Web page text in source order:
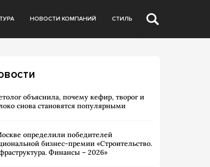
НОВОСТИ КОМПАНИЙ СТИЛЬ
объяснила, почему кефир, творог и
снова становятся популярными
определили победителей
бизнес-премии «Строительство.
Финансы – 2026»